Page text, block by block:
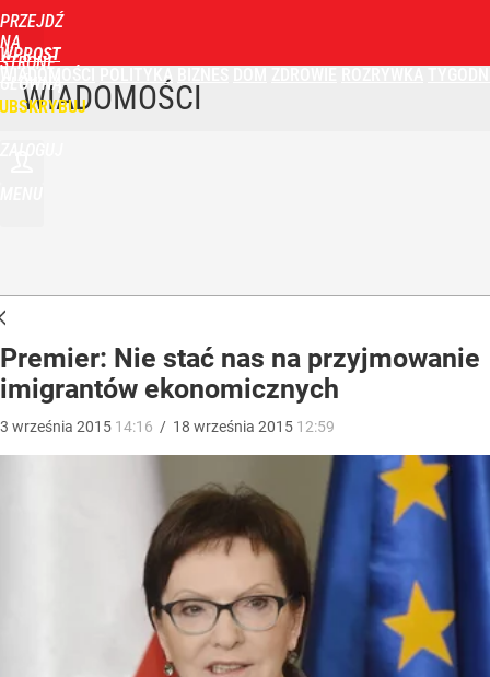
PRZEJDŹ
NA
STRONĘ
GŁÓWNĄ
WPROST
POLITYKA
WIADOMOŚCI
Premier: Nie stać nas na przyjmowanie
imigrantów ekonomicznych
3 września 2015 14:16 / 18 września 2015 12:59